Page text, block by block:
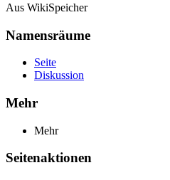
Aus WikiSpeicher
Namensräume
Seite
Diskussion
Mehr
Mehr
Seitenaktionen